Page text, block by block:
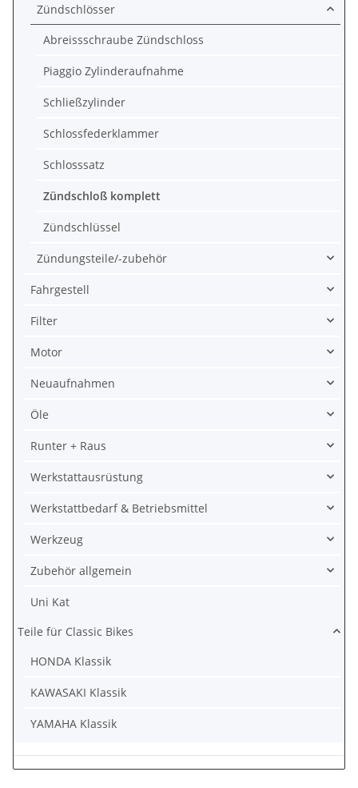
Zündschlösser
Abreissschraube Zündschloss
Piaggio Zylinderaufnahme
Schließzylinder
Schlossfederklammer
Schlosssatz
Zündschloß komplett
Zündschlüssel
Zündungsteile/-zubehör
Fahrgestell
Filter
Motor
Neuaufnahmen
Öle
Runter + Raus
Werkstattausrüstung
Werkstattbedarf & Betriebsmittel
Werkzeug
Zubehör allgemein
Uni Kat
Teile für Classic Bikes
HONDA Klassik
KAWASAKI Klassik
YAMAHA Klassik